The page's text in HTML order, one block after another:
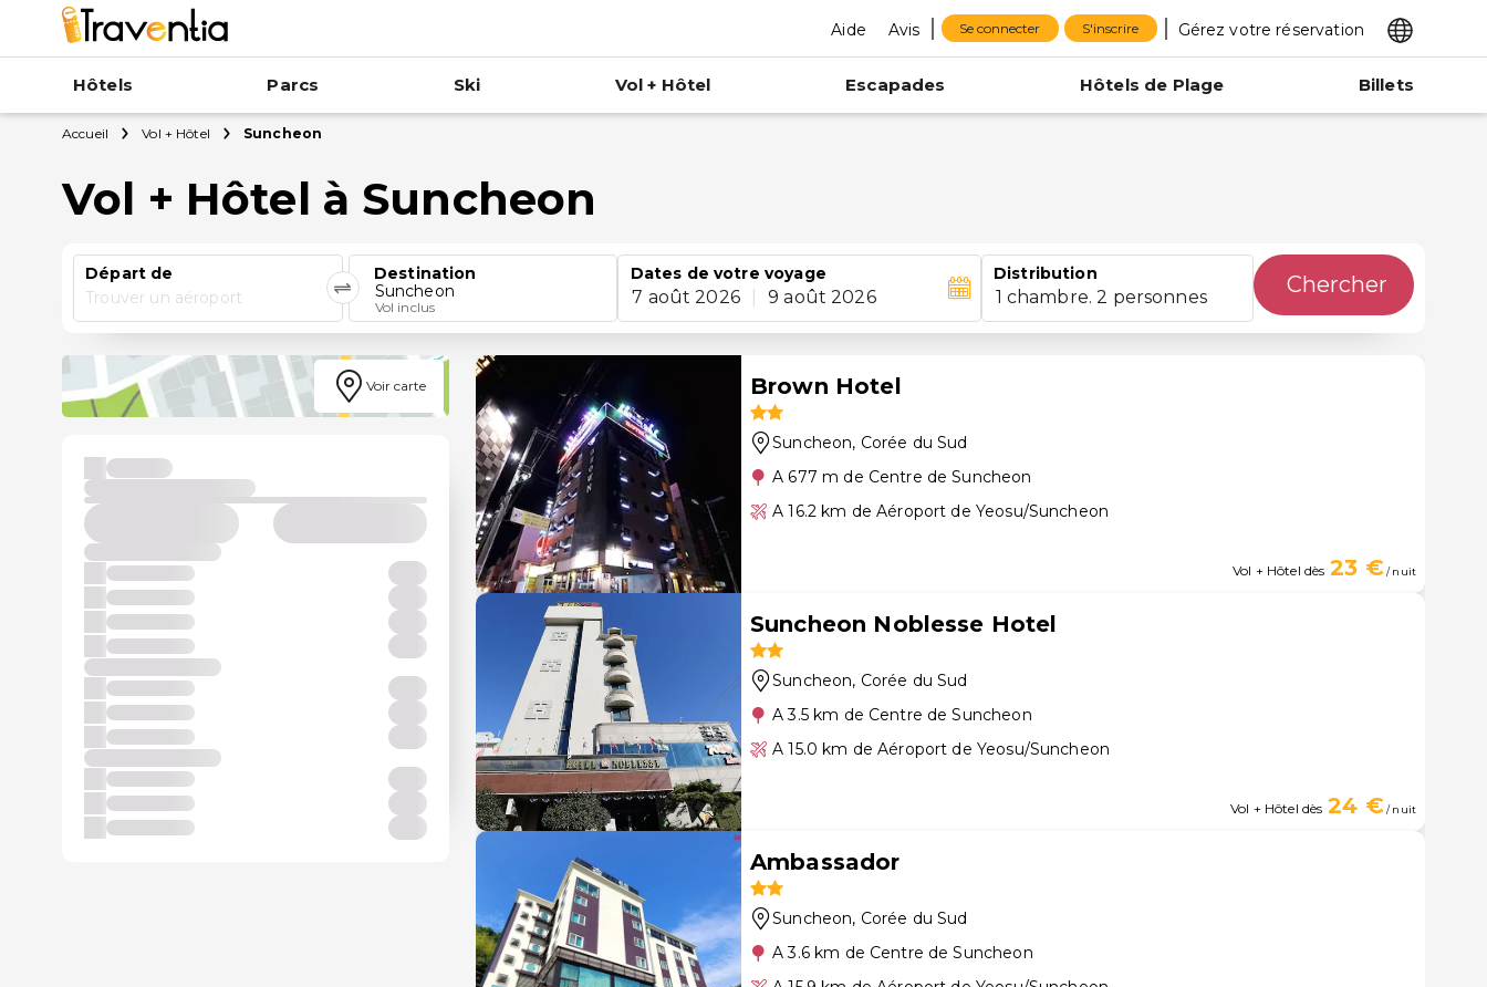
Aide Avis Se connecter S'inscrire Gérez votre réservation
Hôtels Parcs Ski Vol + Hôtel Escapades Hôtels de Plage Billets
Accueil Vol + Hôtel Suncheon
Vol + Hôtel à Suncheon
Départ de
Trouver un aéroport
Destination
Suncheon
Vol inclus
Dates de votre voyage
7 août 2026 9 août 2026
Distribution
1 chambre. 2 personnes Chercher
Voir carte Brown Hotel
Suncheon, Corée du Sud
A 677 m de Centre de Suncheon
A 16.2 km de Aéroport de Yeosu/Suncheon
Vol + Hôtel dès 23 €/ nuit
Suncheon Noblesse Hotel
Suncheon, Corée du Sud
A 3.5 km de Centre de Suncheon
A 15.0 km de Aéroport de Yeosu/Suncheon
Vol + Hôtel dès 24 €/ nuit
Ambassador
Suncheon, Corée du Sud
A 3.6 km de Centre de Suncheon